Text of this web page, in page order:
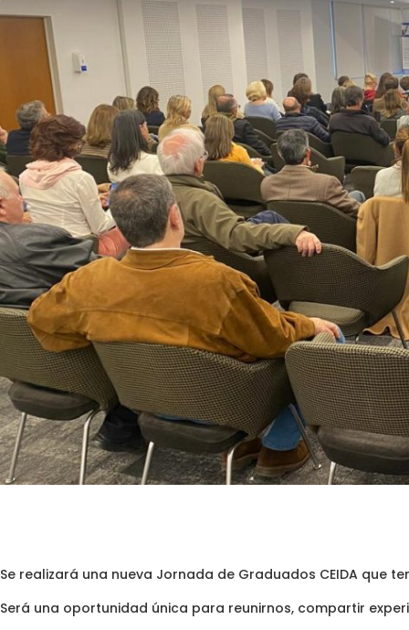
Se realizará una nueva Jornada de Graduados CEIDA que
Será una oportunidad única para reunirnos, compartir